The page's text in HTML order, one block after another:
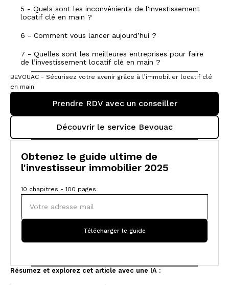
5 - Quels sont les inconvénients de l'investissement
locatif clé en main ?
6 - Comment vous lancer aujourd’hui ?
7 - Quelles sont les meilleures entreprises pour faire
de l’investissement locatif clé en main ?
BEVOUAC - Sécurisez votre avenir grâce à l’immobilier locatif clé
en main
Prendre RDV avec un conseiller
Découvrir le service Bevouac
Obtenez le guide ultime de
l'investisseur immobilier 2025
10 chapitres - 100 pages
Résumez et explorez cet article avec une IA :